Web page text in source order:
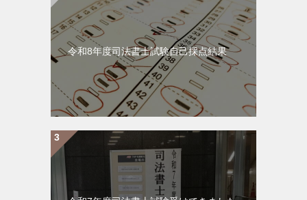
令和8年度司法書士試験自己採点結果